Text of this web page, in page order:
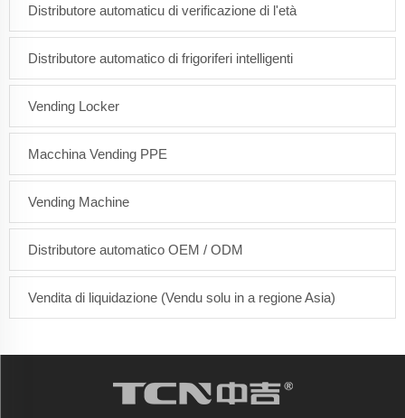
Distributore automaticu di verificazione di l'età
Distributore automatico di frigoriferi intelligenti
Vending Locker
Macchina Vending PPE
Vending Machine
Distributore automatico OEM / ODM
Vendita di liquidazione (Vendu solu in a regione Asia)